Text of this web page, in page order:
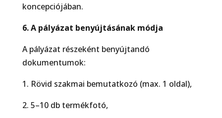
koncepciójában.
6. A pályázat benyújtásának módja
A pályázat részeként benyújtandó
dokumentumok:
1. Rövid szakmai bemutatkozó (max. 1 oldal),
2. 5–10 db termékfotó,